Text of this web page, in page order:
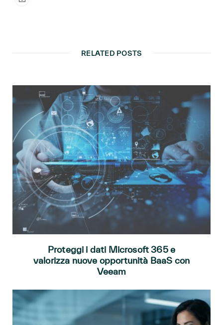
RELATED POSTS
Proteggi i dati Microsoft 365 e
valorizza nuove opportunità BaaS con
Veeam